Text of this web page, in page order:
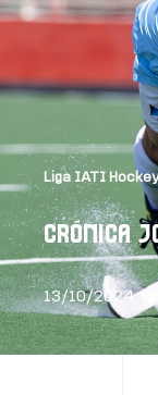
Liga IATI
CRÓNICA
13/10/2024